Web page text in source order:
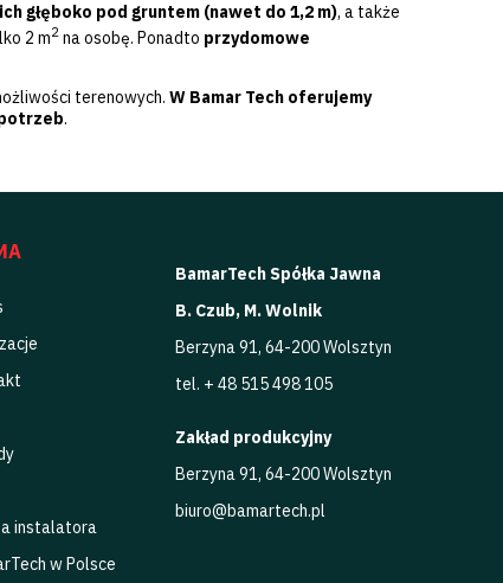
głęboko pod gruntem (nawet do 1,2 m), a także
2 m2na osobę. Ponadto przydomowe
terenowych. W Bamar Tech oferujemy
.
instalatora
w Polsce
BamarTech Spółka Jawna
B. Czub, M. Wolnik
Berzyna 91, 64-200 Wolsztyn
tel. + 48 515 498 105
Zakład produkcyjny
Berzyna 91, 64-200 Wolsztyn
biuro@bamartech.pl